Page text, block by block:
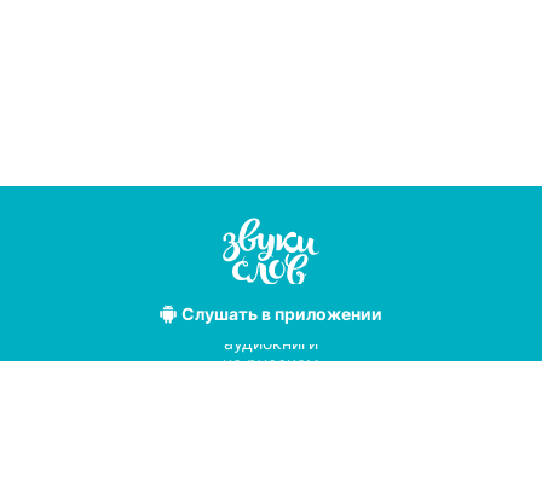
Слушатьв приложении
Лучшие
аудиокниги
на русском